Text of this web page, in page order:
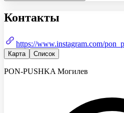
Контакты
https://www.instagram.com/
Карта Список
PON-PUSHKA Могилев